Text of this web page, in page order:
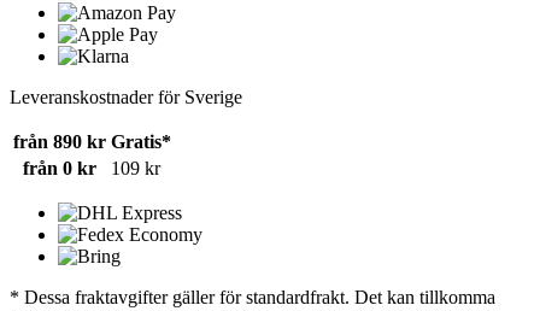
Leveranskostnader för Sverige
från 890 kr Gratis*
från 0 kr
109 kr
* Dessa fraktavgifter gäller för standardfrakt. Det kan tillkomma